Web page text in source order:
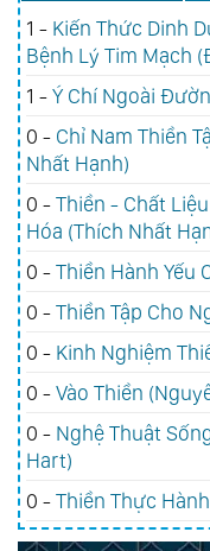
1 - Kiến Thức Dinh
Bệnh Lý Tim Mạch
1 -Ý Chí Ngoài
0 - Chỉ Nam Thiền
Nhất Hạnh)
0 -Thiền - Chất
Hóa (Thích Nhất
0 -Thiền Hành Yếu
0 -Thiền Tập Cho
0 - Kinh Nghiệm
0 -Vào Thiền
0 - Nghệ Thuật
Hart)
0 -Thiền Thực